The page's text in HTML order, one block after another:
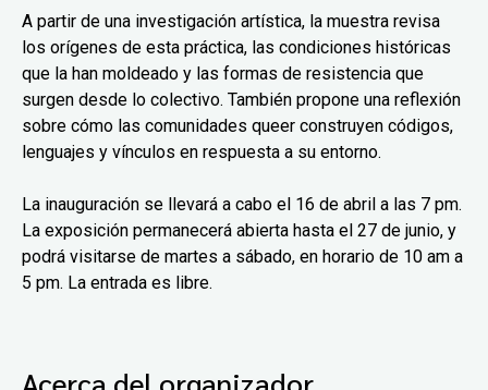
A partir de una investigación artística, la muestra revisa
los orígenes de esta práctica, las condiciones históricas
que la han moldeado y las formas de resistencia que
surgen desde lo colectivo. También propone una reflexión
sobre cómo las comunidades queer construyen códigos,
lenguajes y vínculos en respuesta a su entorno.
La inauguración se llevará a cabo el 16 de abril a las 7 pm.
La exposición permanecerá abierta hasta el 27 de junio, y
podrá visitarse de martes a sábado, en horario de 10 am a
5 pm. La entrada es libre.
Acerca del organizador